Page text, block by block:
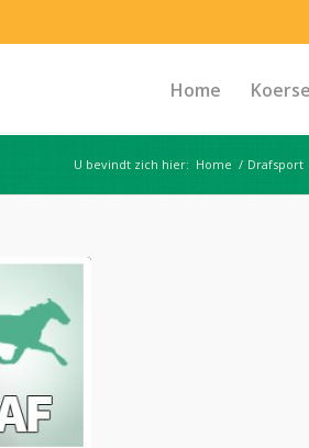
Home
U bevindt zich hier: Home / Drafsport